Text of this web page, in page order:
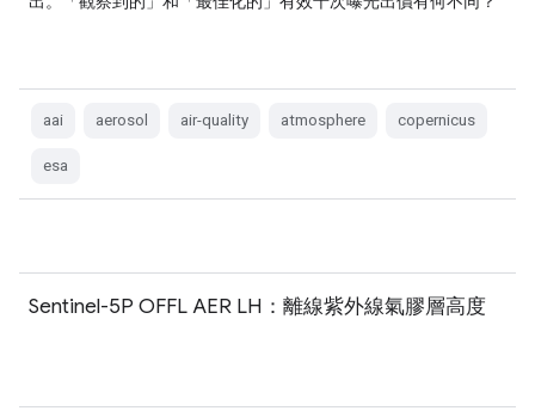
aai aerosol air-quality atmosphere copernicus
esa
Sentinel-5P OFFL AER LH：離線紫外線氣膠層高度